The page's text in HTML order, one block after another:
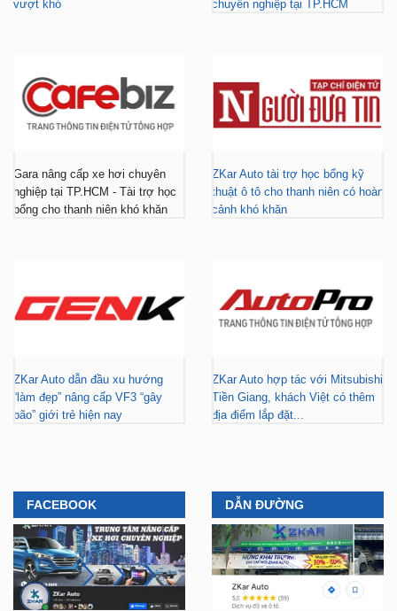
vượt khó chuyên nghiệp tại TP.HCM
Gara nâng cấp xe hơi chuyên
nghiệp tại TP.HCM - Tài trợ học
bổng cho thanh niên khó khăn
ZKar Auto tài trợ học bổng kỹ
thuật ô tô cho thanh niên có hoàn
cảnh khó khăn
ZKar Auto dẫn đầu xu hướng
“làm đẹp” nâng cấp VF3 “gây
bão” giới trẻ hiện nay
ZKar Auto hợp tác với Mitsubishi
Tiền Giang, khách Việt có thêm
địa điểm lắp đặt...
FACEBOOK DẪN ĐƯỜNG